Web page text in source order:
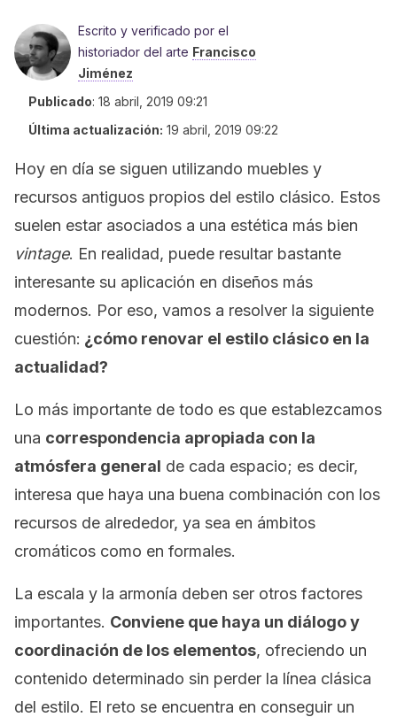
Escrito y verificado por el
historiador del arte Francisco
Jiménez
Publicado: 18 abril, 2019 09:21
Última actualización: 19 abril, 2019 09:22
Hoy en día se siguen utilizando muebles y
recursos antiguos propios del estilo clásico. Estos
suelen estar asociados a una estética más bien
vintage. En realidad, puede resultar bastante
interesante su aplicación en diseños más
modernos. Por eso, vamos a resolver la siguiente
cuestión: ¿cómo renovar el estilo clásico en la
actualidad?
Lo más importante de todo es que establezcamos
una correspondencia apropiada con la
atmósfera general de cada espacio; es decir,
interesa que haya una buena combinación con los
recursos de alrededor, ya sea en ámbitos
cromáticos como en formales.
La escala y la armonía deben ser otros factores
importantes. Conviene que haya un diálogo y
coordinación de los elementos, ofreciendo un
contenido determinado sin perder la línea clásica
del estilo. El reto se encuentra en conseguir un